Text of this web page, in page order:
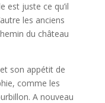
est juste ce qu’il
les anciens
du château
son appétit de
comme les
A nouveau